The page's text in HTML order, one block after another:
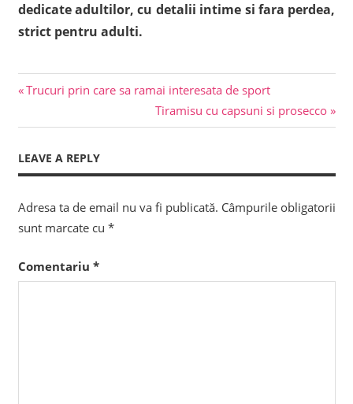
dedicate adultilor, cu detalii intime si fara perdea,
strict pentru adulti.
Navigare
în
articole
Previous
Trucuri prin care sa ramai interesata de sport
Next
Post:
Tiramisu cu capsuni si prosecco
LEAVE A REPLY
Adresa ta de email nu va fi publicată. Câmpurile obligatorii
sunt marcate cu *
Comentariu *